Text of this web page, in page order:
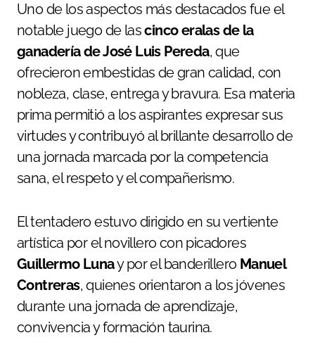
Uno de los aspectos más destacados fue el
notable juego de lascinco eralas de la
ganadería de José Luis Pereda, que
ofrecieron embestidas de gran calidad, con
nobleza, clase, entrega y bravura. Esa materia
prima permitió a los aspirantes expresar sus
virtudes y contribuyó al brillante desarrollo de
una jornada marcada por la competencia
sana, el respeto y el compañerismo.
El tentadero estuvo dirigido en su vertiente
artística por el novillero con picadores
Guillermo Lunay por el banderillero Manuel
Contreras, quienes orientaron a los jóvenes
durante una jornada de aprendizaje,
convivencia y formación taurina.